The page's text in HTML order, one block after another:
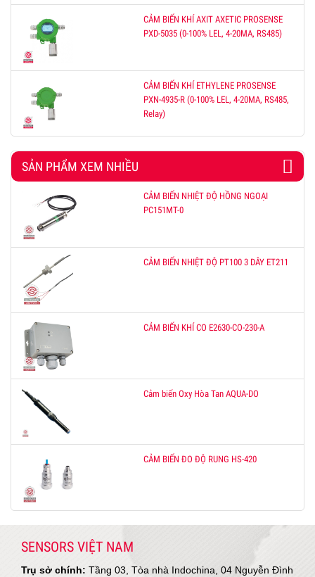
CẢM BIẾN KHÍ AXIT AXETIC PROSENSE
PXD-5035 (0-100% LEL, 4-20MA, RS485)
CẢM BIẾN KHÍ ETHYLENE PROSENSE
PXN-4935-R (0-100% LEL, 4-20MA, RS485,
Relay)
SẢN PHẨM XEM NHIỀU
CẢM BIẾN NHIỆT ĐỘ HỒNG NGOẠI
PC151MT-0
CẢM BIẾN NHIỆT ĐỘ PT100 3 DÂY ET211
CẢM BIẾN KHÍ CO E2630-CO-230-A
Cảm biến Oxy Hòa Tan AQUA-DO
CẢM BIẾN ĐO ĐỘ RUNG HS-420
SENSORS VIỆT NAM
Trụ sở chính: Tầng 03, Tòa nhà Indochina, 04 Nguyễn Đình